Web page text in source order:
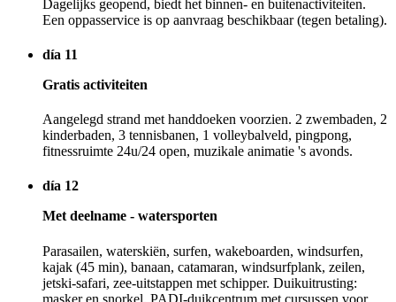
Dagelijks geopend, biedt het binnen- en buitenactiviteiten.
Een oppasservice is op aanvraag beschikbaar (tegen betaling).
día 11
Gratis activiteiten
Aangelegd strand met handdoeken voorzien. 2 zwembaden, 2
kinderbaden, 3 tennisbanen, 1 volleybalveld, pingpong,
fitnessruimte 24u/24 open, muzikale animatie 's avonds.
día 12
Met deelname - watersporten
Parasailen, waterskiën, surfen, wakeboarden, windsurfen,
kajak (45 min), banaan, catamaran, windsurfplank, zeilen,
jetski-safari, zee-uitstappen met schipper. Duikuitrusting:
masker en snorkel. PADI-duikcentrum met cursussen voor